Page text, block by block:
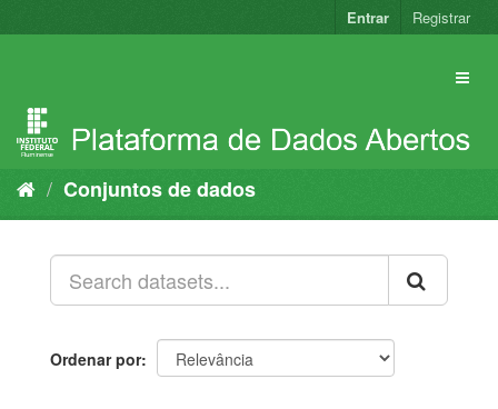
para
Entrar Registrar
Conjuntos de dados
Ordenar por